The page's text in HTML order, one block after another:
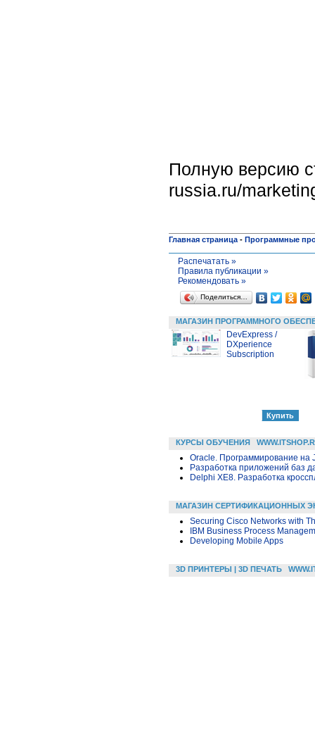
Полную версию
russia.ru/
Главная страница - Программные
Распечатать »
Правила публикации »
Рекомендовать »
Поделиться…
МАГАЗИН ПРОГРАММНОГО
DevExpress /
DXperience
Subscription
КУРСЫ ОБУЧЕНИЯ
Oracle. Программирование на
Разработка приложений баз
Delphi XE8. Разработка
МАГАЗИН СЕРТИФИКАЦИОННЫХ
Securing Cisco Networks with
IBM Business Process
Developing Mobile Apps
3D ПРИНТЕРЫ | 3D ПЕЧАТЬ